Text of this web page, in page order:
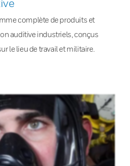
complète de produits et
auditive industriels, conçus
le lieu de travail et militaire.